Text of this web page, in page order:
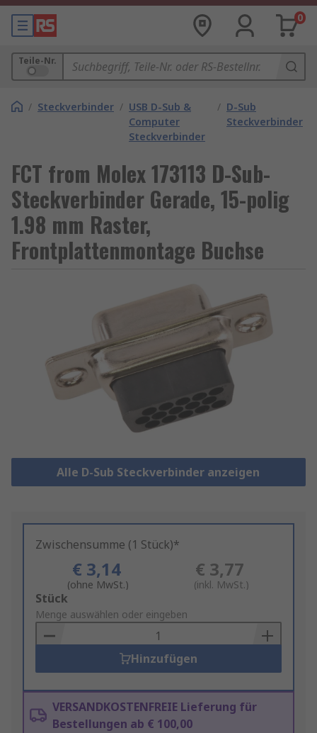
0
Teile-Nr.
/ Steckverbinder / USB D-Sub &
Computer
Steckverbinder
/ D-Sub
Steckverbinder
FCT from Molex 173113 D-Sub-
Steckverbinder Gerade, 15-polig
1.98 mm Raster,
Frontplattenmontage Buchse
Alle D-Sub Steckverbinder anzeigen
Zwischensumme (1 Stück)*
€ 3,14
(ohne MwSt.)
€ 3,77
(inkl. MwSt.)
Add
to
Basket
Stück
Menge auswählen oder eingeben
Hinzufügen
VERSANDKOSTENFREIE Lieferung für
Bestellungen ab € 100,00